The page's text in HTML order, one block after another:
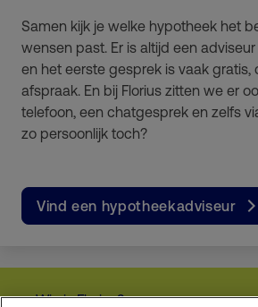
Samen kijk je welke hypotheek het
wensen past. Er is altijd een
en het eerste gesprek is vaak gratis,
afspraak. En bij Florius zitten we er
telefoon, een chatgesprek en zelfs
zo persoonlijk toch?
Vind een hypotheekadviseur
Wie is Florius?